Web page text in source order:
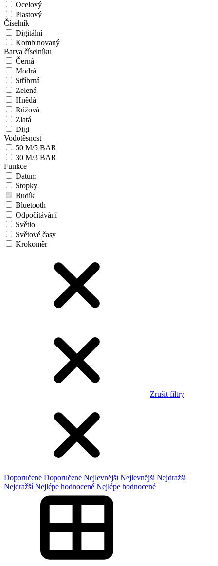
Ocelový
Plastový
Číselník
Digitální
Kombinovaný
Barva číselníku
Černá
Modrá
Stříbrná
Zelená
Hnědá
Růžová
Zlatá
Digi
Vodotěsnost
50 M/5 BAR
30 M/3 BAR
Funkce
Datum
Stopky
Budík
Bluetooth
Odpočítávání
Světlo
Světové časy
Krokoměr
Zrušit filtry
Doporučené Doporučené Nejlevnější Nejlevnější Nejdražší
Nejdražší Nejlépe hodnocené Nejlépe hodnocené